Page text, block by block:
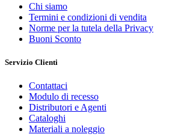
Chi siamo
Termini e condizioni di vendita
Norme per la tutela della Privacy
Buoni Sconto
Servizio Clienti
Contattaci
Modulo di recesso
Distributori e Agenti
Cataloghi
Materiali a noleggio